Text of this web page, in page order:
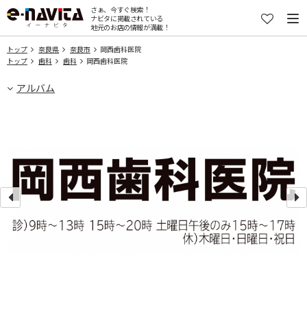
さぁ、今すぐ検索！
ナビタに掲載されている
地元のお店の情報が満載！
トップ 奈良県 奈良市
岡西歯科医院
トップ
歯科 歯科 岡西歯科医院
アルバム